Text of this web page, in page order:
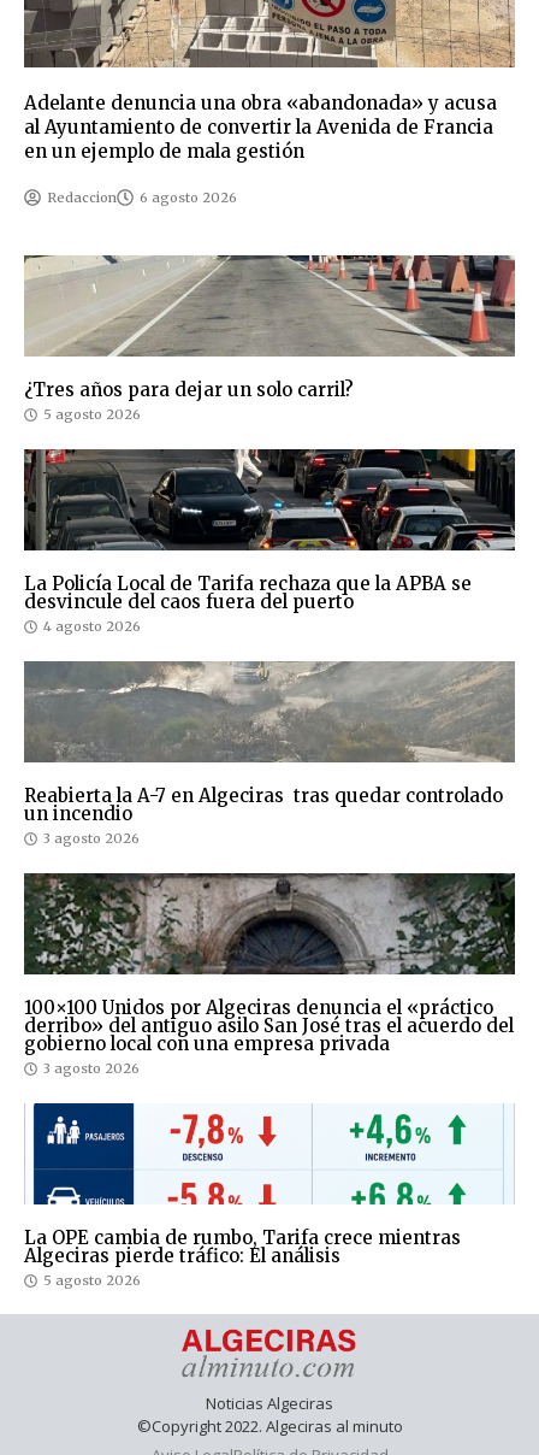
Adelante denuncia una obra «abandonada» y acusa
al Ayuntamiento de convertir la Avenida de Francia
en un ejemplo de mala gestión
Redaccion 6 agosto 2026
¿Tres años para dejar un solo carril?
5 agosto 2026
La Policía Local de Tarifa rechaza que la APBA se
desvincule del caos fuera del puerto
4 agosto 2026
Reabierta la A-7 en Algeciras tras quedar controlado
un incendio
3 agosto 2026
100×100 Unidos por Algeciras denuncia el «práctico
derribo» del antiguo asilo San José tras el acuerdo del
gobierno local con una empresa privada
3 agosto 2026
La OPE cambia de rumbo, Tarifa crece mientras
Algeciras pierde tráfico: El análisis
5 agosto 2026
Noticias Algeciras
©Copyright 2022. Algeciras al minuto